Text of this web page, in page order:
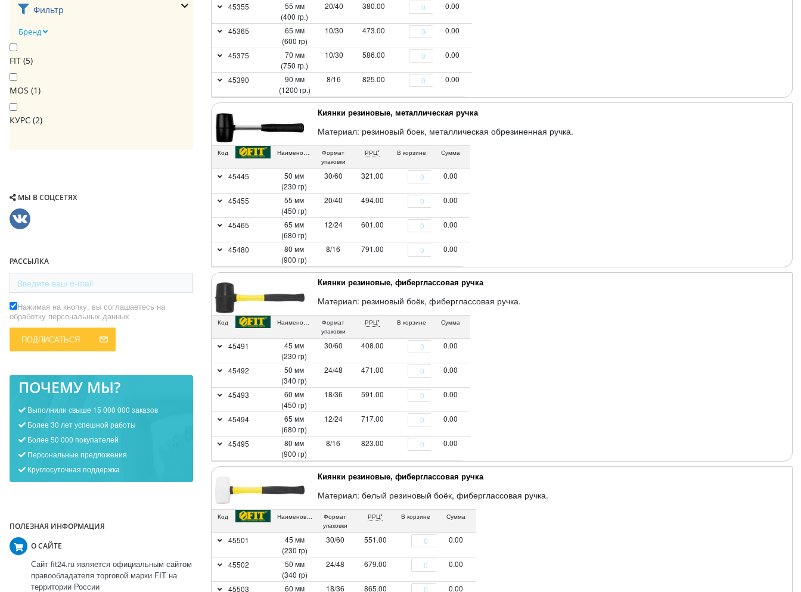
Фильтр
Бренд
FIT (5)
MOS (1)
КУРС (2)
МЫ В СОЦСЕТЯХ
РАССЫЛКА
Нажимая на кнопку, вы соглашаетесь на
обработку персональных данных
ПОДПИСАТЬСЯ
ПОЧЕМУ МЫ?
Выполнили свыше 15 000 000 заказов
Более 30 лет успешной работы
Более 50 000 покупателей
Персональные предложения
Круглосуточная поддержка
ПОЛЕЗНАЯ ИНФОРМАЦИЯ
О САЙТЕ
Сайт fit24.ru является официальным сайтом
правообладателя торговой марки FIT на
территории России
45355
55 мм
(400 гр.)
20/40 380.00 0.00
45365
65 мм
(600 гр)
10/30 473.00 0.00
45375
70 мм
(750 гр.)
10/30 586.00 0.00
45390
90 мм
(1200 гр.)
8/16 825.00 0.00
Киянки резиновые, металлическая ручка
Материал: резиновый боек, металлическая обрезиненная ручка.
Код Наименование
Формат
упаковки
РРЦ* В корзине Сумма
45445
50 мм
(230 гр)
30/60 321.00 0.00
45455
55 мм
(450 гр)
20/40 494.00 0.00
45465
65 мм
(680 гр)
12/24 601.00 0.00
45480
80 мм
(900 гр)
8/16 791.00 0.00
Киянки резиновые, фиберглассовая ручка
Материал: резиновый боёк, фиберглассовая ручка.
Код Наименование
Формат
упаковки
РРЦ* В корзине Сумма
45491
45 мм
(230 гр)
30/60 408.00 0.00
45492
50 мм
(340 гр)
24/48 471.00 0.00
45493
60 мм
(450 гр)
18/36 591.00 0.00
45494
65 мм
(680 гр)
12/24 717.00 0.00
45495
80 мм
(900 гр)
8/16 823.00 0.00
Киянки резиновые, фиберглассовая ручка
Материал: белый резиновый боёк, фиберглассовая ручка.
Код Наименование
Формат
упаковки
РРЦ* В корзине Сумма
45501
45 мм
(230 гр)
30/60 551.00 0.00
45502
50 мм
(340 гр)
24/48 679.00 0.00
45503
60 мм
18/36 865.00 0.00